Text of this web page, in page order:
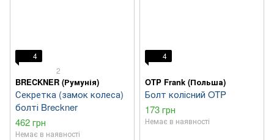
4
2
BRECKNER (Румунія)
Секретка (замок колеса)
болті Breckner
462 грн
Немає в наявності
4
OTP Frank (Польша)
Болт колісний OTP
173 грн
Немає в наявності